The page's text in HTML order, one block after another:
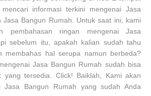
informasi terkini mengenai Jasa
Jasa Bangun Rumah. Untuk saat ini, kami
pembahasan ringan mengenai Jasa
sebelum itu, apakah kalian sudah tahu
membahas hal serupa namun berbeda?
Jasa Bangun Rumah sudah bisa
yang tersedia. Click! Baiklah, Kami akan
Jasa Bangun Rumah yang sudah Anda